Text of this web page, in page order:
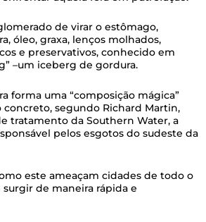
de virar o estômago,
óleo, graxa, lenços molhados,
e preservativos, conhecido em
–um iceberg de gordura.
forma uma “composição mágica”
segundo Richard Martin,
tratamento da Southern Water, a
pelos esgotos do sudeste da
este ameaçam cidades de todo o
de maneira rápida e